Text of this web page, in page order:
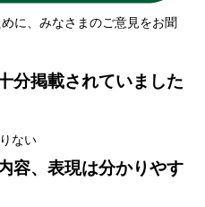
に、みなさまのご意見をお聞
分掲載されていました
ない
容、表現は分かりやす